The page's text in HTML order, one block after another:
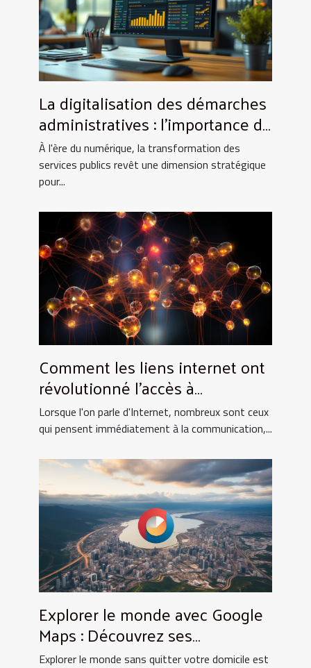
La digitalisation des démarches
administratives : l'importance de
l'extrait Kbis en ligne pour les
entreprises
À l'ère du numérique, la transformation des
services publics revêt une dimension stratégique
pour...
Comment les liens internet ont
révolutionné l'accès à
l'information scientifique
Lorsque l'on parle d'Internet, nombreux sont ceux
qui pensent immédiatement à la communication,...
Explorer le monde avec Google
Maps : Découvrez ses
fonctionnalités les plus
Explorer le monde sans quitter votre domicile est